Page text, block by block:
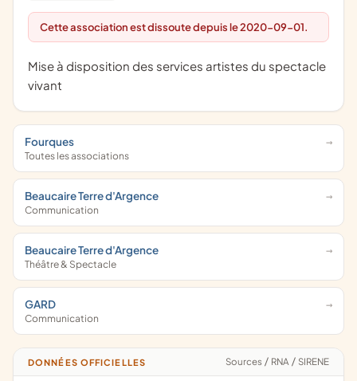
Cette association est dissoute depuis le 2020-09-01.
mise à disposition des services artistes du spectacle
vivant
Fourques
Toutes les associations
Beaucaire Terre d'Argence
Communication
Beaucaire Terre d'Argence
Théâtre & Spectacle
GARD
Communication
DONNÉES OFFICIELLES Sources / RNA / SIRENE